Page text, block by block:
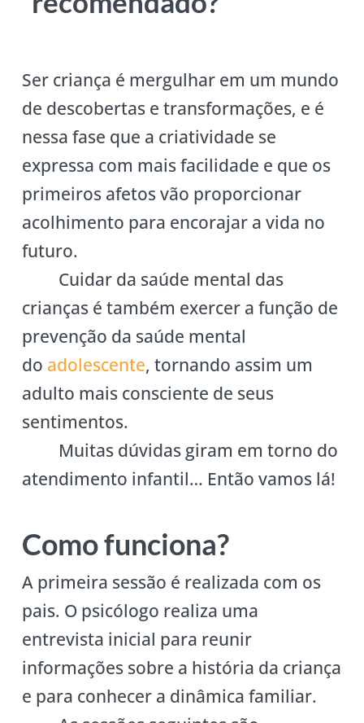
Ser criança é mergulhar em um mundo
de descobertas e transformações, e é
nessa fase que a criatividade se
expressa com mais facilidade e que os
primeiros afetos vão proporcionar
acolhimento para encorajar a vida no
futuro.
Cuidar da saúde mental das
crianças é também exercer a função de
prevenção da saúde mental
do adolescente, tornando assim um
adulto mais consciente de seus
sentimentos.
Muitas dúvidas giram em torno do
atendimento infantil… Então vamos lá!
Como funciona?
A primeira sessão é realizada com os
pais. O psicólogo realiza uma
entrevista inicial para reunir
informações sobre a história da criança
e para conhecer a dinâmica familiar.